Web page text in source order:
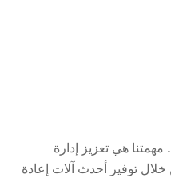
مهمتنا هي تعزيز إدارة
خلال توفير أحدث آلات إعادة